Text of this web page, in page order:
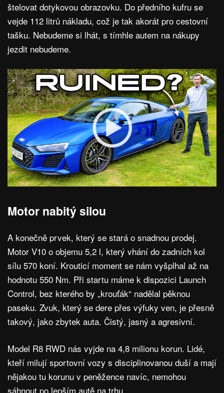
štelovat dotykovou obrazovku. Do předního kufru se
vejde 112 litrů nákladu, což je tak akorát pro cestovní
tašku. Nebudeme si lhát, s tímhle autem na nákupy
jezdit nebudeme.
Motor nabitý silou
A konečně prvek, který se stará o snadnou prodej.
Motor V10 o objemu 5,2 l, který vhání do zadních kol
sílu 570 koní. Krouticí moment se nám vyšplhal až na
hodnotu 550 Nm. Při startu máme k dispozici Launch
Control, bez kterého by „krouťák“ nadělal pěknou
paseku. Zvuk, který se dere přes výfuky ven, je přesně
takový, jako zbytek auta. Čistý, jasný a agresivní.
Model R8 RWD nás vyjde na 4,8 milionu korun. Lidé,
kteří milují sportovní vozy s disciplinovanou duší a mají
nějakou tu korunu v peněžence navíc, nemohou
sáhnout po lepším autě na trhu.